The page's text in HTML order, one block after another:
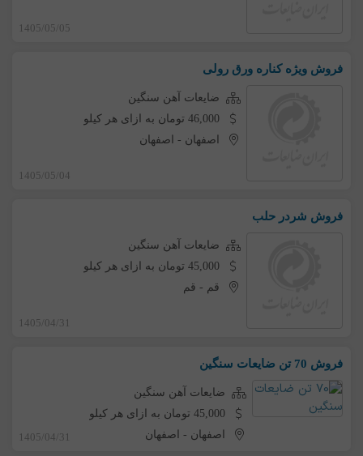
1405/05/05
فروش ویژه کناره ورق رولی
ضایعات آهن سنگین
46,000 تومان به ازای هر کیلو
اصفهان - اصفهان
1405/05/04
فروش شردر حلب
ضایعات آهن سنگین
45,000 تومان به ازای هر کیلو
قم - قم
1405/04/31
فروش 70 تن ضایعات سنگین
ضایعات آهن سنگین
45,000 تومان به ازای هر کیلو
اصفهان - اصفهان 1405/04/31